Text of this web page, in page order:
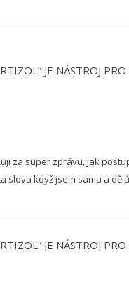
JE NÁSTROJ
za super zprávu, jak
slova když jsem sama a
JE NÁSTROJ